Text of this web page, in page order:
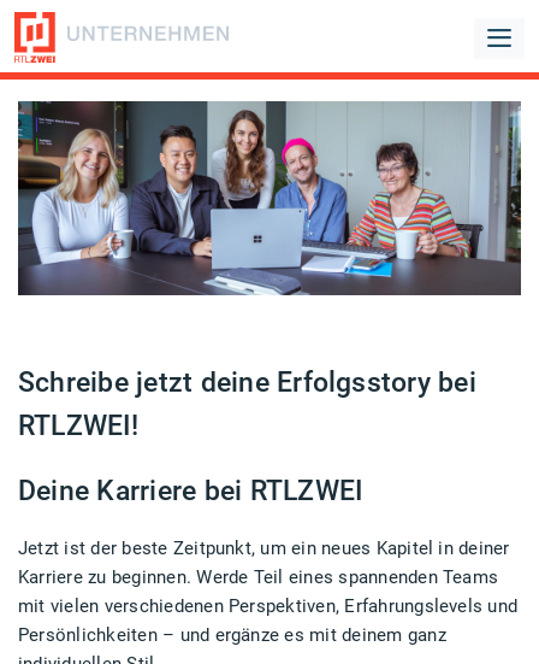
Schreibe jetzt deine Erfolgsstory bei
RTLZWEI!
Deine Karriere bei RTLZWEI
Jetzt ist der beste Zeitpunkt, um ein neues Kapitel in deiner
Karriere zu beginnen. Werde Teil eines spannenden Teams
mit vielen verschiedenen Perspektiven, Erfahrungslevels und
Persönlichkeiten – und ergänze es mit deinem ganz